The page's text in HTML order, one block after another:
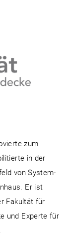
zum
in der
von System-
Er ist
Fakultät für
und Experte für